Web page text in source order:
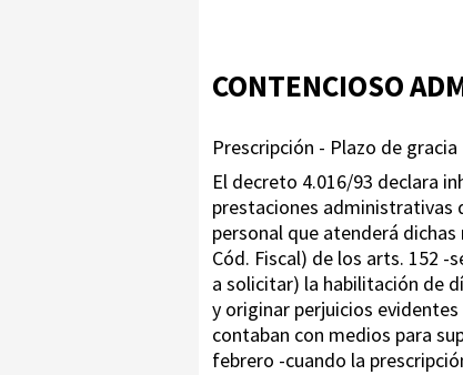
CONTENCIOSO
Prescripción - Plazo de
El decreto 4.016/93 declara
prestaciones administrativas
personal que atenderá
Cód. Fiscal) de los arts. 152 -
a solicitar) la habilitación de
y originar perjuicios
contaban con medios para
febrero -cuando la